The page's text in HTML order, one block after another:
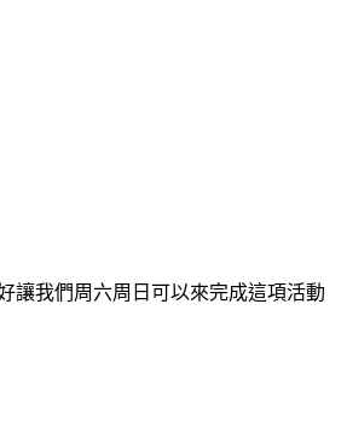
讓我們周六周日可以來完成這項活動